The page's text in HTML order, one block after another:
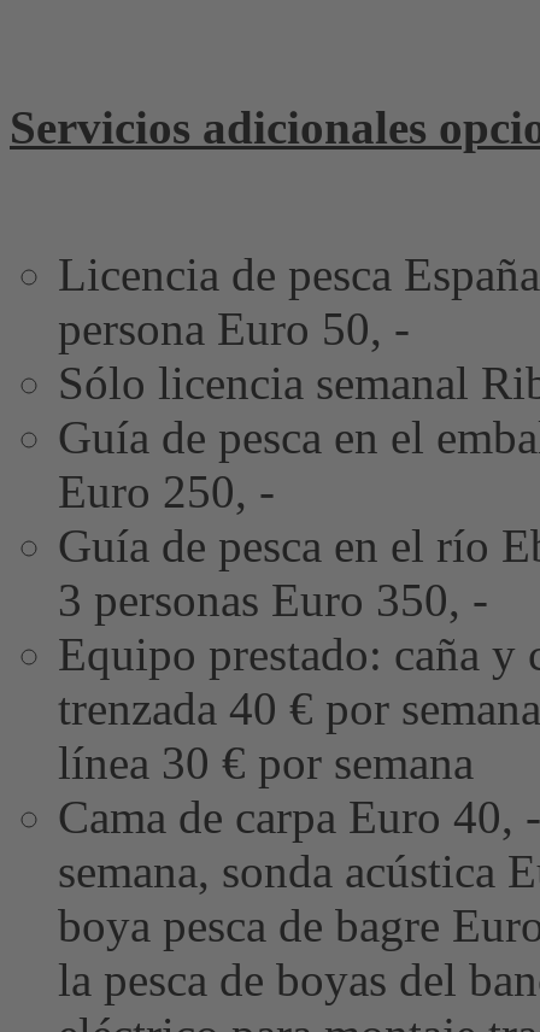
Servicios adicionales
Licencia de pesca
persona Euro 50, -
Sólo licencia semanal
Guía de pesca en el
Euro 250, -
Guía de pesca en el río
3 personas Euro 350, -
Equipo prestado: caña y
trenzada 40 € por
línea 30 € por semana
Cama de carpa Euro
semana, sonda acústica
boya pesca de bagre
la pesca de boyas del